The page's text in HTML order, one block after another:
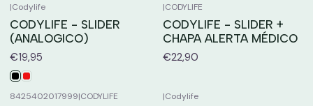
|Codylife
CODYLIFE - SLIDER
(ANALOGICO)
€19,95
|CODYLIFE
CODYLIFE - SLIDER +
CHAPA ALERTA MÉDICO
€22,90
8425402017999|CODYLIFE |Codylife